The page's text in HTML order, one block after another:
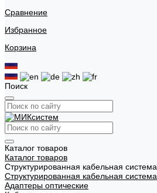
Сравнение
Избранное
Корзина
Поиск
Каталог товаров
Каталог товаров
Структурированная кабельная система
Структурированная кабельная система
Адаптеры оптические